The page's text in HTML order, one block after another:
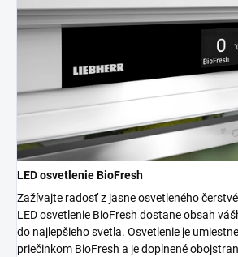
LED osvetlenie BioFresh
Zažívajte radosť z jasne osvetleného
LED osvetlenie BioFresh dostane obsah
do najlepšieho svetla. Osvetlenie je
priečinkom BioFresh a je doplnené